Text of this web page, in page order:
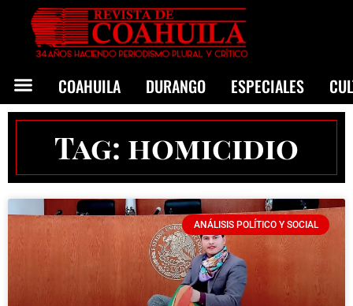
COAHUILA DURANGO ESPECIALES
Tag: homicidio
ANÁLISIS POLÍTICO Y SOCIAL